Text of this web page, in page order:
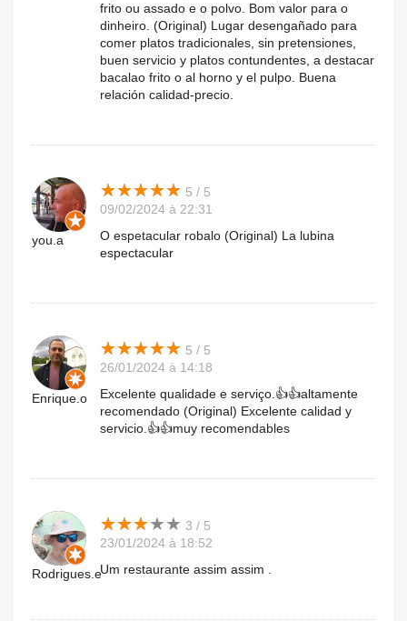
frito ou assado e o polvo. Bom valor para o
dinheiro. (Original) Lugar desengañado para
comer platos tradicionales, sin pretensiones,
buen servicio y platos contundentes, a destacar
bacalao frito o al horno y el pulpo. Buena
relación calidad-precio.
you.a
★★★★★
★★★★★ 5 / 5
09/02/2024 à 22:31
O espetacular robalo (Original) La lubina
espectacular
Enrique.o
★★★★★
★★★★★ 5 / 5
26/01/2024 à 14:18
Excelente qualidade e serviço.👍👍altamente
recomendado (Original) Excelente calidad y
servicio.👍👍muy recomendables
Rodrigues.e
★★★★★
★★★★★ 3 / 5
23/01/2024 à 18:52
Um restaurante assim assim .